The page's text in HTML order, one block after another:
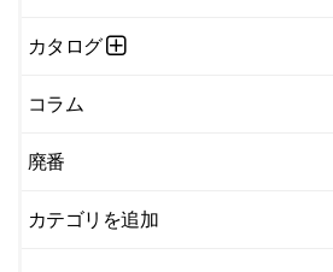
カタログ
コラム
廃番
カテゴリを追加